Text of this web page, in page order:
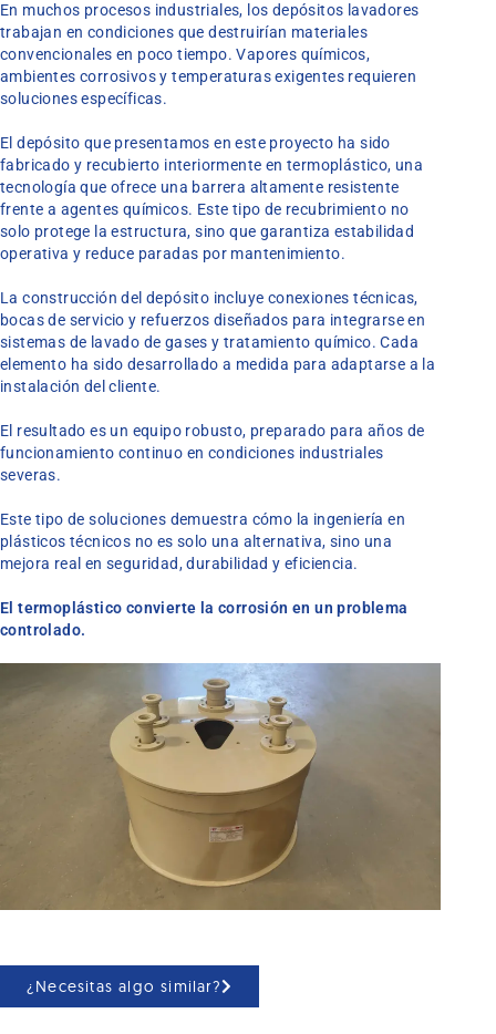
En muchos procesos industriales, los depósitos lavadores
trabajan en condiciones que destruirían materiales
convencionales en poco tiempo. Vapores químicos,
ambientes corrosivos y temperaturas exigentes requieren
soluciones específicas.
El depósito que presentamos en este proyecto ha sido
fabricado y recubierto interiormente en termoplástico, una
tecnología que ofrece una barrera altamente resistente
frente a agentes químicos. Este tipo de recubrimiento no
solo protege la estructura, sino que garantiza estabilidad
operativa y reduce paradas por mantenimiento.
La construcción del depósito incluye conexiones técnicas,
bocas de servicio y refuerzos diseñados para integrarse en
sistemas de lavado de gases y tratamiento químico. Cada
elemento ha sido desarrollado a medida para adaptarse a la
instalación del cliente.
El resultado es un equipo robusto, preparado para años de
funcionamiento continuo en condiciones industriales
severas.
Este tipo de soluciones demuestra cómo la ingeniería en
plásticos técnicos no es solo una alternativa, sino una
mejora real en seguridad, durabilidad y eficiencia.
El termoplástico convierte la corrosión en un problema
controlado.
¿Necesitas algo similar?